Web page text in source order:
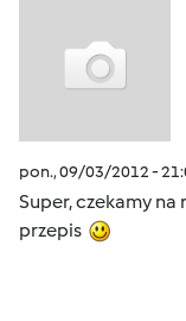
pon., 09/03/2012 -
Super, czekamy na
przepis